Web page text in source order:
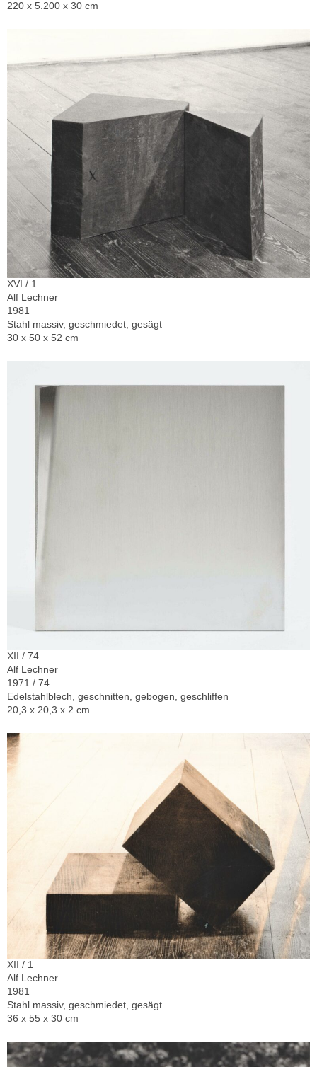
220 x 5.200 x 30 cm
XVI / 1
Alf Lechner
1981
Stahl massiv, geschmiedet, gesägt
30 x 50 x 52 cm
XII / 74
Alf Lechner
1971 / 74
Edelstahlblech, geschnitten, gebogen, geschliffen
20,3 x 20,3 x 2 cm
XII / 1
Alf Lechner
1981
Stahl massiv, geschmiedet, gesägt
36 x 55 x 30 cm